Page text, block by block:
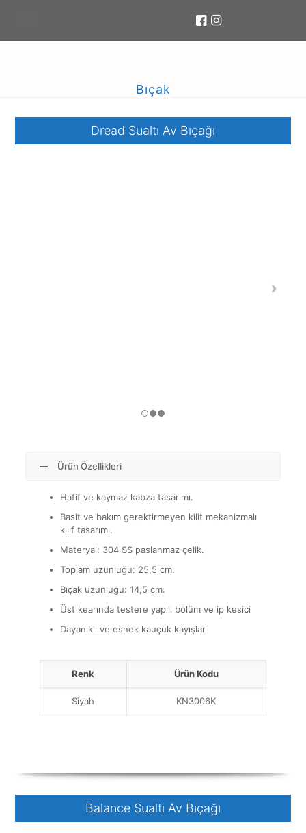
Bıçak
Dread Sualtı Av Bıçağı
Ürün Özellikleri
Hafif ve kaymaz kabza tasarımı.
Basit ve bakım gerektirmeyen kilit mekanizmalı
kılıf tasarımı.
Materyal: 304 SS paslanmaz çelik.
Toplam uzunluğu: 25,5 cm.
Bıçak uzunluğu: 14,5 cm.
Üst kearında testere yapılı bölüm ve ip kesici
Dayanıklı ve esnek kauçuk kayışlar
Renk Ürün Kodu
Siyah KN3006K
Balance Sualtı Av Bıçağı